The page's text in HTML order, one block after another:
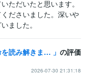
ただいたと思います。
ださいました。深いや
ました。
夢占い｜夢が告げる未来予兆｜迫る運命を読み解きます 未来への警告・希望のサインを夢から探ります の評価
2026-07-30 21:31:18